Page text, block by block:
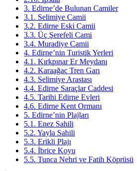
3. Edirne’de Bulunan Camiler
3.1. Selimiye Camii
3.2. Edirne Eski Camii
3.3. Üç Şerefeli Cami
3.4. Muradiye Camii
4. Edirne’nin Turistik Yerleri
4.1. Kırkpınar Er Meydanı
4.2. Karaağaç Tren Garı
4.3. Selimiye Arastası
4.4. Edirne Saraçlar Caddesi
4.5. Tarihi Edirne Evleri
4.6. Edirne Kent Ormanı
5. Edirne’nin Plajları
5.1. Enez Sahili
5.2. Yayla Sahili
5.3. Erikli Plajı
5.4. İbrice Koyu
5.5. Tunca Nehri ve Fatih Köprüsü